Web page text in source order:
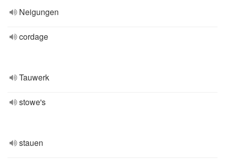
Neigungen
cordage
Tauwerk
stowe's
stauen